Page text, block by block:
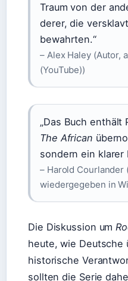
Traum von der
derer, die
bewahrten.“
– Alex Haley (Autor,
(YouTube))
„Das Buch enthält
The African
sondern ein klarer
– Harold Courlander
wiedergegeben in
Die Diskussion um
heute, wie Deutsche
historische
sollten die Serie